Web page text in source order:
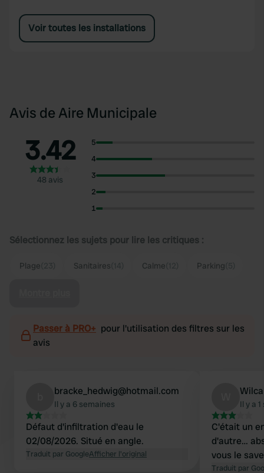
Voir toutes les installations
Avis de Aire Municipale
3.42
48 avis
5
4
3
2
1
Sélectionnez les sujets pour lire les critiques :
Plage Sanitaires Calme Parking
Passer à PRO+ pour l'utilisation des filtres sur les
avis
bracke_hedwig@hotmail.com
Il y a 6 semaines
Défaut d'infiltration d'eau le
02/08/2026. Situé en angle.
Traduit par GoogleAfficher l'original
Il y a
C'était un
d'autre…
vous le
Traduit par